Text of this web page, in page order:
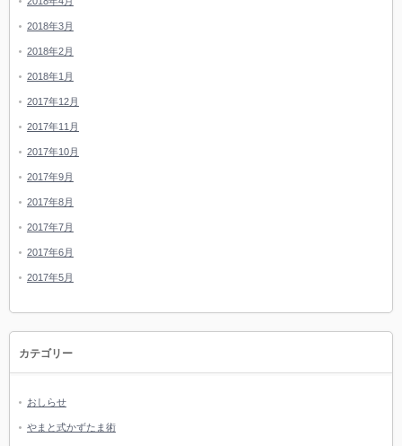
2018年3月
2018年2月
2018年1月
2017年12月
2017年11月
2017年10月
2017年9月
2017年8月
2017年7月
2017年6月
2017年5月
カテゴリー
おしらせ
やまと式かずたま術